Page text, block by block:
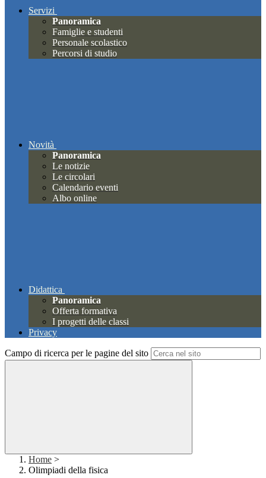
Servizi
Panoramica
Famiglie e studenti
Personale scolastico
Percorsi di studio
Novità
Panoramica
Le notizie
Le circolari
Calendario eventi
Albo online
Didattica
Panoramica
Offerta formativa
I progetti delle classi
Privacy
Campo di ricerca per le pagine del sito
Home >
Olimpiadi della fisica